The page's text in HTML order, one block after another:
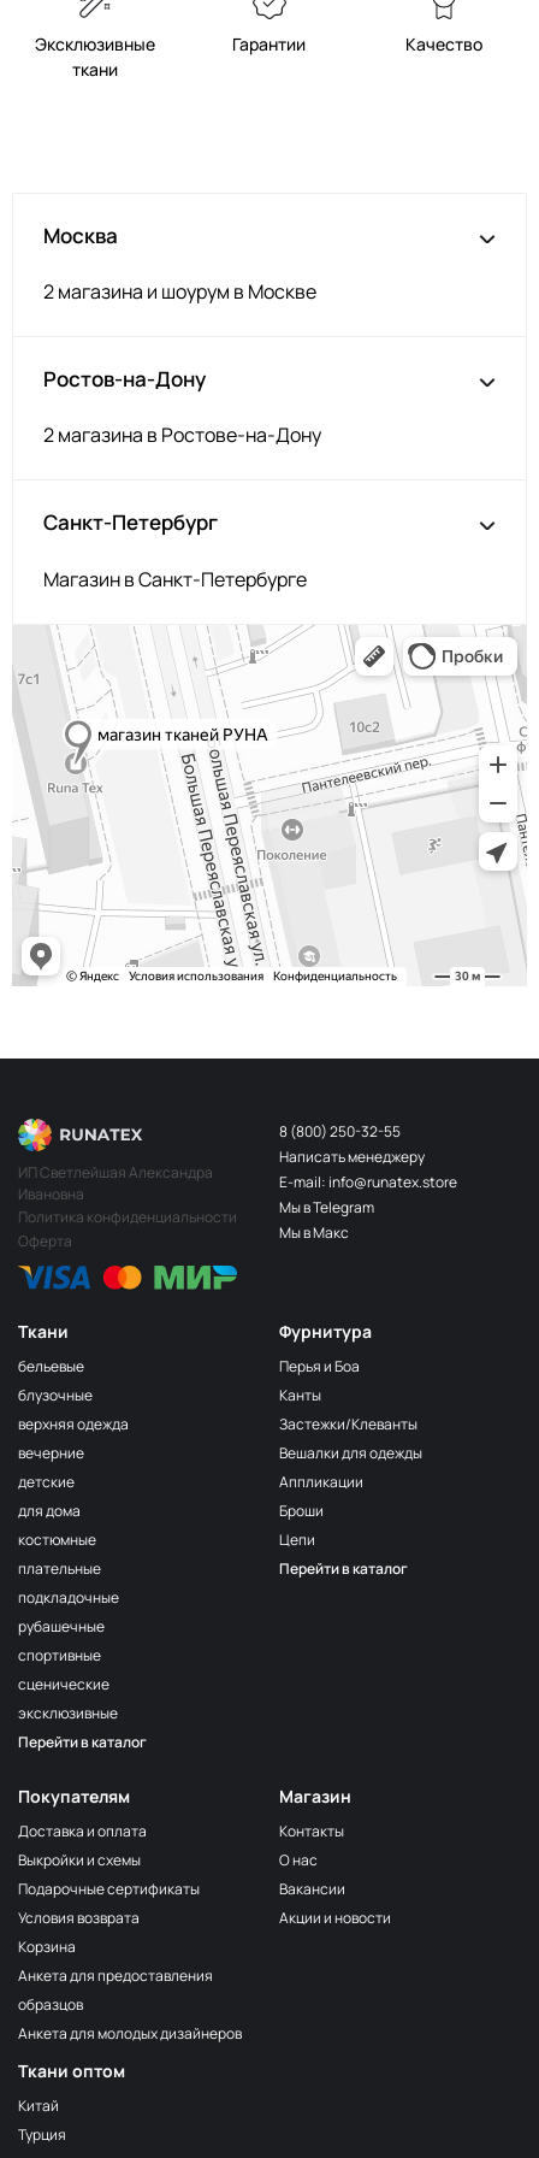
Эксклюзивные
ткани
Гарантии Качество
Москва
2 магазина и шоурум в Москве
Ростов-на-Дону
2 магазина в Ростове-на-Дону
Санкт-Петербург
Магазин в Санкт-Петербурге
Ткани
бельевые
блузочные
верхняя одежда
вечерние
детские
для дома
костюмные
плательные
подкладочные
рубашечные
спортивные
сценические
эксклюзивные
Перейти в каталог
Фурнитура
Перья и Боа
Канты
Застежки/Клеванты
Вешалки для одежды
Аппликации
Броши
Цепи
Перейти в каталог
Покупателям
Доставка и оплата
Выкройки и схемы
Подарочные сертификаты
Условия возврата
Корзина
Анкета для предоставления
образцов
Анкета для молодых дизайнеров
Ткани оптом
Китай
Турция
Магазин
Контакты
О нас
Вакансии
Акции и новости
ИП Светлейшая Александра
Ивановна
Политика конфиденциальности
Оферта
8 (800) 250-32-55
Написать менеджеру
E-mail: info@runatex.store
Мы в Telegram
Мы в Макс